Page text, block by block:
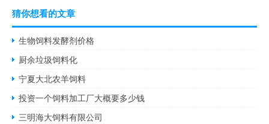
猜你想看的文章
生物饲料发酵剂价格
厨余垃圾饲料化
宁夏大北农羊饲料
投资一个饲料加工厂大概要多少钱
三明海大饲料有限公司